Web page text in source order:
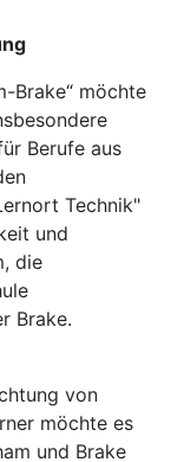
Brake“ möchte
Berufe aus
Technik"
und
die
Brake.
von
möchte es
und Brake